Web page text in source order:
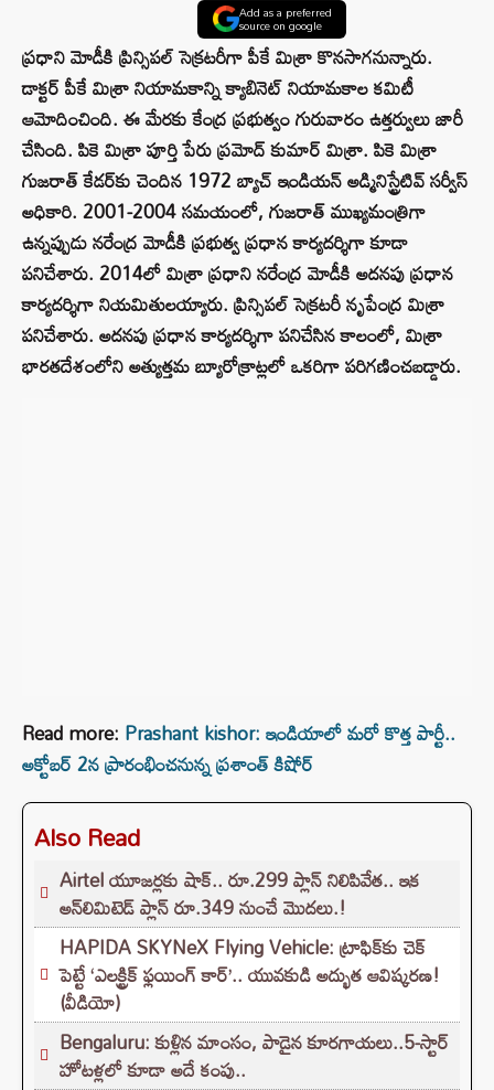
Add as a preferred
source on google
ప్రధాని మోడీకి ప్రిన్సిపల్ సెక్రటరీగా పీకే మిశ్రా కొనసాగనున్నారు.
డాక్టర్ పీకే మిశ్రా నియామకాన్ని క్యాబినెట్ నియామకాల కమిటీ
ఆమోదించింది. ఈ మేరకు కేంద్ర ప్రభుత్వం గురువారం ఉత్తర్వులు జారీ
చేసింది. పికె మిశ్రా పూర్తి పేరు ప్రమోద్ కుమార్ మిశ్రా. పికె మిశ్రా
గుజరాత్ కేడర్‌కు చెందిన 1972 బ్యాచ్ ఇండియన్ అడ్మినిస్ట్రేటివ్ సర్వీస్
అధికారి. 2001-2004 సమయంలో, గుజరాత్ ముఖ్యమంత్రిగా
ఉన్నప్పుడు నరేంద్ర మోడీకి ప్రభుత్వ ప్రధాన కార్యదర్శిగా కూడా
పనిచేశారు. 2014లో మిశ్రా ప్రధాని నరేంద్ర మోడీకి అదనపు ప్రధాన
కార్యదర్శిగా నియమితులయ్యారు. ప్రిన్సిపల్ సెక్రటరీ నృపేంద్ర మిశ్రా
పనిచేశారు. అదనపు ప్రధాన కార్యదర్శిగా పనిచేసిన కాలంలో, మిశ్రా
భారతదేశంలోని అత్యుత్తమ బ్యూరోక్రాట్లలో ఒకరిగా పరిగణించబడ్డారు.
Read more: Prashant kishor: ఇండియాలో మరో కొత్త పార్టీ..
అక్టోబర్ 2న ప్రారంభించనున్న ప్రశాంత్ కిషోర్
Also Read
Airtel యూజర్లకు షాక్.. రూ.299 ప్లాన్ నిలిపివేత.. ఇక
అన్‌లిమిటెడ్ ప్లాన్ రూ.349 నుంచే మొదలు.!
HAPIDA SKYNeX Flying Vehicle: ట్రాఫిక్‌కు చెక్
పెట్టే ‘ఎలక్ట్రిక్ ఫ్లయింగ్ కార్’.. యువకుడి అద్భుత ఆవిష్కరణ!
(వీడియో)
Bengaluru: కుళ్లిన మాంసం, పాడైన కూరగాయలు..5-స్టార్
హోటళ్లలో కూడా అదే కంపు..